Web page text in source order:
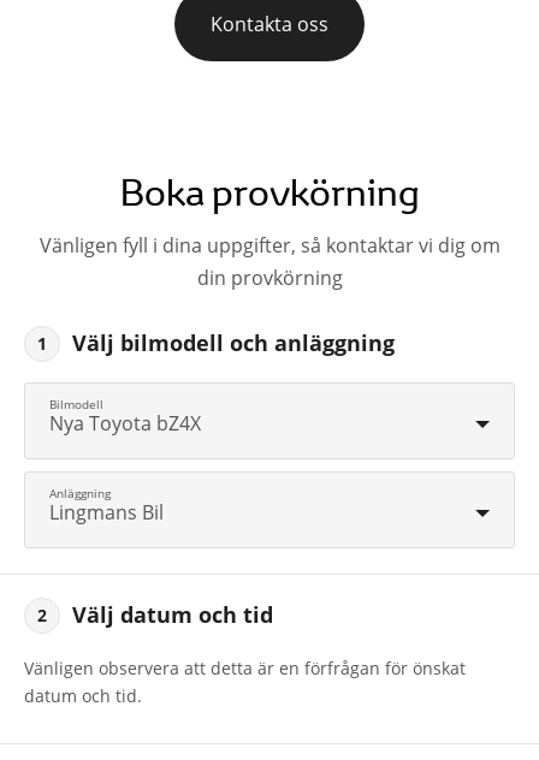
Kontakta oss
Boka provkörning
Vänligen fyll i dina uppgifter, så kontaktar vi dig om
din provkörning
1 Välj bilmodell och anläggning
Nya Toyota bZ4X
Lingmans Bil
2 Välj datum och tid
Vänligen observera att detta är en förfrågan för önskat
datum och tid.